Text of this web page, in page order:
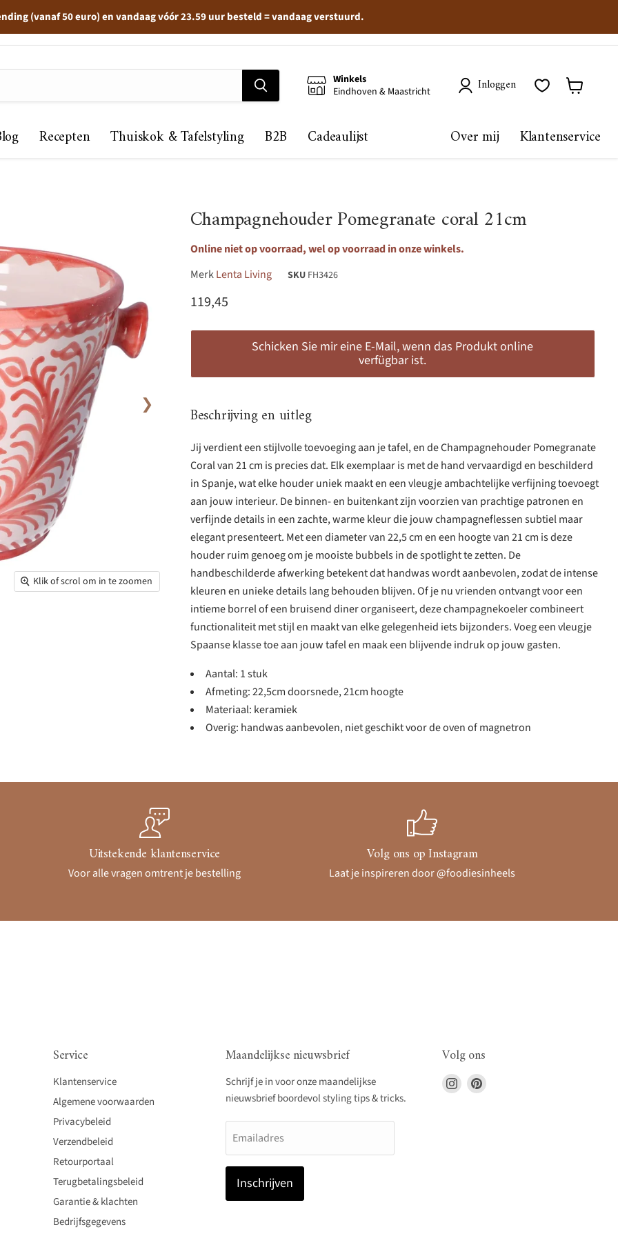
(vanaf 50 euro) en vandaag vóór 23.59 uur besteld = vandaag verstuurd.
Winkels
Eindhoven & Maastricht
Inloggen
Recepten Thuiskok & Tafelstyling B2B Cadeaulijst Over mij Klantenservice
Klik of scrol om in te zoomen
❯
Champagnehouder Pomegranate coral 21cm
Online niet op voorraad, wel op voorraad in onze winkels.
MerkLenta Living SKU FH3426
Huidige prijs
119,45
Schicken Sie mir eine E-Mail, wenn das Produkt online
verfügbar ist.
Beschrijving en uitleg
Jij verdient een stijlvolle toevoeging aan je tafel, en de Champagnehouder Pomegranate
Coral van 21 cm is precies dat. Elk exemplaar is met de hand vervaardigd en beschilderd
in Spanje, wat elke houder uniek maakt en een vleugje ambachtelijke verfijning toevoegt
aan jouw interieur. De binnen- en buitenkant zijn voorzien van prachtige patronen en
verfijnde details in een zachte, warme kleur die jouw champagneflessen subtiel maar
elegant presenteert. Met een diameter van 22,5 cm en een hoogte van 21 cm is deze
houder ruim genoeg om je mooiste bubbels in de spotlight te zetten. De
handbeschilderde afwerking betekent dat handwas wordt aanbevolen, zodat de intense
kleuren en unieke details lang behouden blijven. Of je nu vrienden ontvangt voor een
intieme borrel of een bruisend diner organiseert, deze champagnekoeler combineert
functionaliteit met stijl en maakt van elke gelegenheid iets bijzonders. Voeg een vleugje
Spaanse klasse toe aan jouw tafel en maak een blijvende indruk op jouw gasten.
Aantal: 1 stuk
Afmeting: 22,5cm doorsnede, 21cm hoogte
Materiaal: keramiek
Overig: handwas aanbevolen, niet geschikt voor de oven of magnetron
Uitstekende klantenservice
Voor alle vragen omtrent je bestelling
Volg ons op Instagram
Laat je inspireren door @foodiesinheels
Service
Klantenservice
Algemene voorwaarden
Privacybeleid
Verzendbeleid
Retourportaal
Terugbetalingsbeleid
Garantie & klachten
Bedrijfsgegevens
Maandelijkse nieuwsbrief
Schrijf je in voor onze maandelijkse
nieuwsbrief boordevol styling tips & tricks.
Emailadres
Inschrijven
Volg ons
Vind
ons
Vind